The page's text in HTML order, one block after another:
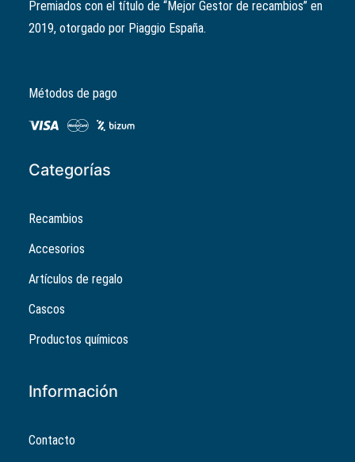
original
era:
actual
Premiados con el título de “Mejor Gestor de recambios” en
2019, otorgado por Piaggio España.
Métodos de pago
Categorías
Recambios
Accesorios
Artículos de regalo
Cascos
Productos químicos
Información
Contacto